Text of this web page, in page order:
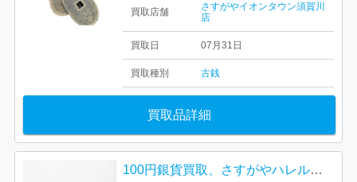
買取店舗
さすがやイオンタウン須賀川
店
買取日 07月31日
買取種別 古銭
買取品詳細
100円銀貨買取、さすがやハレルパルク磐田店